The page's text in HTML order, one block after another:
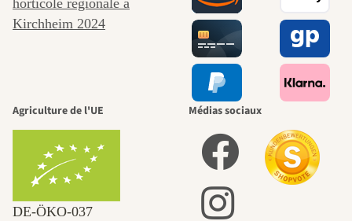
Agriculture de l'UE
DE‑ÖKO‑037
Médias sociaux